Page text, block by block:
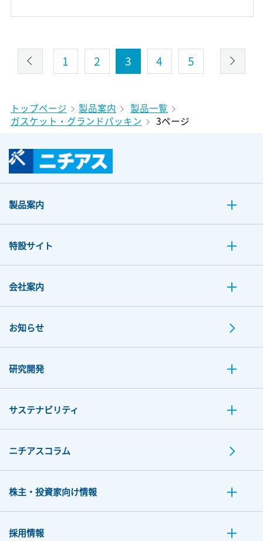
1 2 3 4 5
トップページ 製品案内
製品一覧
ガスケット・グランドパッキン
3ページ
製品案内
特設サイト
会社案内
お知らせ
研究開発
サステナビリティ
ニチアスコラム
株主・投資家向け情報
採用情報